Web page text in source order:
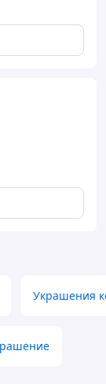
Украшения